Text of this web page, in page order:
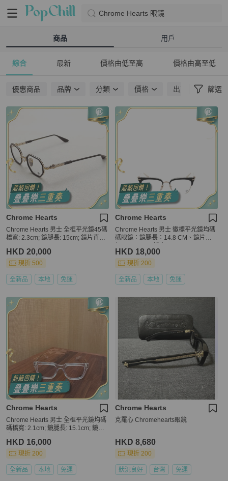
Chrome Hearts 眼鏡
商品 用戶
綜合 最新 價格由低至高 價格由高至低
優惠商品 品牌 分類 價格 出貨地點 篩選
Chrome Hearts
Chrome Hearts 男士 全框平光鏡45碼
橋寬: 2.3cm; 鏡腿長: 15cm; 鏡片直徑:
HKD 20,000
現折 500
全新品 本地 免運
Chrome Hearts
Chrome Hearts 男士 徽標平光鏡均碼
碼眼鏡：鏡腿長：14.8 CM、鏡片直
HKD 18,000
現折 200
全新品 本地 免運
Chrome Hearts
Chrome Hearts 男士 全框平光鏡均碼
碼橋寬: 2.1cm; 鏡腿長: 15.1cm; 鏡片
HKD 16,000
現折 200
全新品 本地 免運
Chrome Hearts
克羅心 Chromehearts眼鏡
HKD 8,680
現折 200
狀況良好 台灣 免運